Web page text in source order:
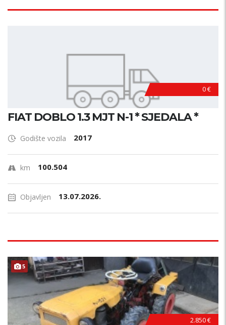
0 €
FIAT DOBLO 1.3 MJT N-1 * SJEDALA *
Godište vozila 2017
km 100.504
Objavljen 13.07.2026.
5
2.850 €